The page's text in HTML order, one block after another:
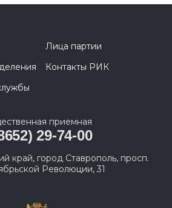
Лица партии
Контакты РИК
приемная
29-74-00
край, город Ставрополь, просп.
Революции, 31